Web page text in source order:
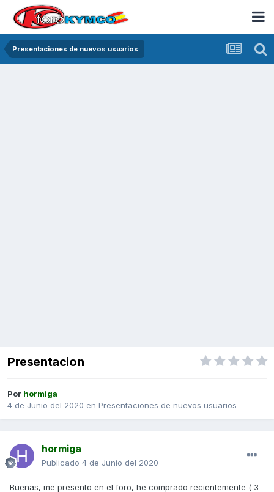
Presentaciones de nuevos usuarios
Presentacion
Por hormiga
4 de Junio del 2020 en Presentaciones de nuevos usuarios
hormiga
Publicado 4 de Junio del 2020
Buenas, me presento en el foro, he comprado recientemente ( 3